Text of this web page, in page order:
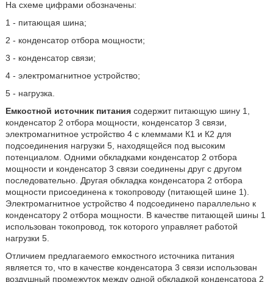
На схеме цифрами обозначены:
1 - питающая шина;
2 - конденсатор отбора мощности;
3 - конденсатор связи;
4 - электромагнитное устройство;
5 - нагрузка.
Емкостной источник питаниясодержит питающую шину 1,
конденсатор 2 отбора мощности, конденсатор 3 связи,
электромагнитное устройство 4 с клеммами К1 и К2 для
подсоединения нагрузки 5, находящейся под высоким
потенциалом. Одними обкладками конденсатор 2 отбора
мощности и конденсатор 3 связи соединены друг с другом
последовательно. Другая обкладка конденсатора 2 отбора
мощности присоединена к токопроводу (питающей шине 1).
Электромагнитное устройство 4 подсоединено параллельно к
конденсатору 2 отбора мощности. В качестве питающей шины 1
использован токопровод, ток которого управляет работой
нагрузки 5.
Отличием предлагаемого емкостного источника питания
является то, что в качестве конденсатора 3 связи использован
воздушный промежуток между одной обкладкой конденсатора 2